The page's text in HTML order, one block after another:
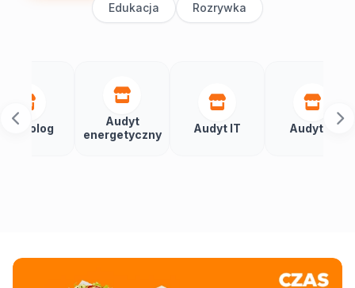
Edukacja Rozrywka
energetyczny
Audyt IT